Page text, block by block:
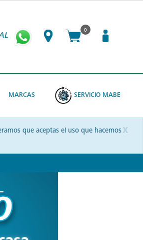
0
MARCAS SERVICIO MABE
x
que aceptas el uso que hacemos